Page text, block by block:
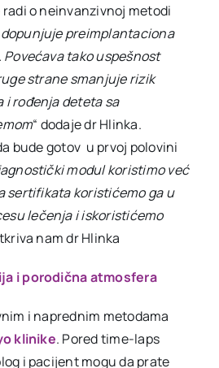
o neinvanzivnoj metodi
preimplantaciona
tako uspešnost
strane smanjuje rizik
i rođenja deteta sa
“ dodaje dr Hlinka.
bude gotov u prvoj polovini
modul koristimo već
sertifikata koristićemo ga u
lečenja i iskoristićemo
nam dr Hlinka
i porodična atmosfera
i naprednim metodama
klinike. Pored time-laps
i pacijent mogu da prate